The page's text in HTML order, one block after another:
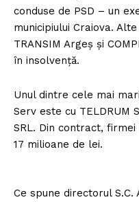
conduse de PSD – un
municipiului Craiova.
TRANSIM Argeș și
în insolvență.
Unul dintre cele mai
Serv este cu TELDRUM
SRL. Din contract, firmei
17 milioane de lei.
Ce spune directorul S.C.